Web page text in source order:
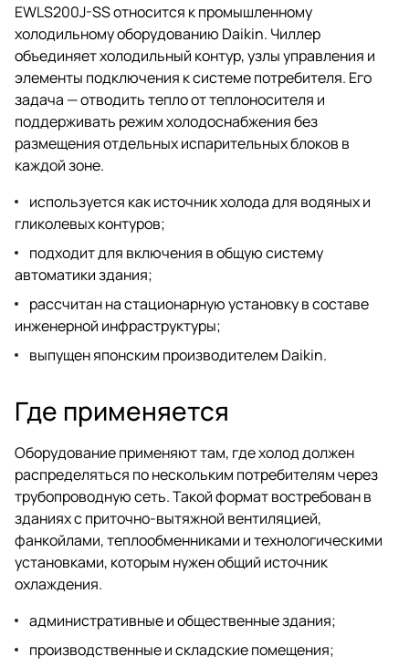
EWLS200J-SS относится к промышленному
холодильному оборудованию Daikin. Чиллер
объединяет холодильный контур, узлы управления и
элементы подключения к системе потребителя. Его
задача — отводить тепло от теплоносителя и
поддерживать режим холодоснабжения без
размещения отдельных испарительных блоков в
каждой зоне.
используется как источник холода для водяных и
гликолевых контуров;
подходит для включения в общую систему
автоматики здания;
рассчитан на стационарную установку в составе
инженерной инфраструктуры;
выпущен японским производителем Daikin.
Где применяется
Оборудование применяют там, где холод должен
распределяться по нескольким потребителям через
трубопроводную сеть. Такой формат востребован в
зданиях с приточно-вытяжной вентиляцией,
фанкойлами, теплообменниками и технологическими
установками, которым нужен общий источник
охлаждения.
административные и общественные здания;
производственные и складские помещения;